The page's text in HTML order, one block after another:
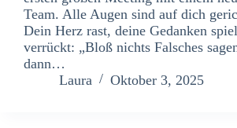
Team. Alle Augen sind auf dich
Dein Herz rast, deine Gedanken
verrückt: „Bloß nichts Falsches
dann…
Laura
Oktober 3, 2025